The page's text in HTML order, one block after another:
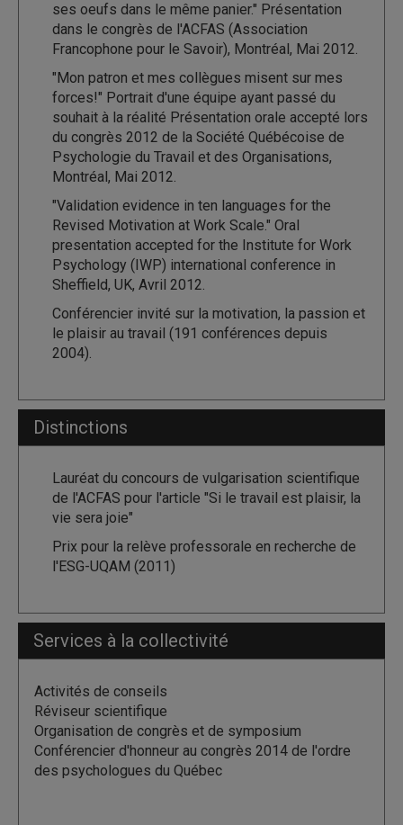
ses oeufs dans le même panier." Présentation
dans le congrès de l'ACFAS (Association
Francophone pour le Savoir), Montréal, Mai 2012.
"Mon patron et mes collègues misent sur mes
forces!" Portrait d'une équipe ayant passé du
souhait à la réalité Présentation orale accepté lors
du congrès 2012 de la Société Québécoise de
Psychologie du Travail et des Organisations,
Montréal, Mai 2012.
"Validation evidence in ten languages for the
Revised Motivation at Work Scale." Oral
presentation accepted for the Institute for Work
Psychology (IWP) international conference in
Sheffield, UK, Avril 2012.
Conférencier invité sur la motivation, la passion et
le plaisir au travail (191 conférences depuis
2004).
Distinctions
Lauréat du concours de vulgarisation scientifique
de l'ACFAS pour l'article "Si le travail est plaisir, la
vie sera joie"
Prix pour la relève professorale en recherche de
l'ESG-UQAM (2011)
Services à la collectivité
Activités de conseils
Réviseur scientifique
Organisation de congrès et de symposium
Conférencier d'honneur au congrès 2014 de l'ordre
des psychologues du Québec